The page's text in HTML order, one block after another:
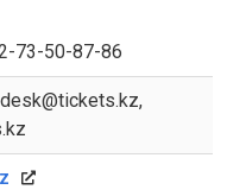
73-50-87-86